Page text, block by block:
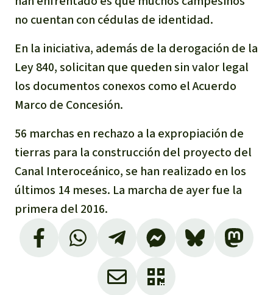
no cuentan con cédulas de identidad.
En la iniciativa, además de la derogación de la
Ley 840, solicitan que queden sin valor legal
los documentos conexos como el Acuerdo
Marco de Concesión.
56 marchas en rechazo a la expropiación de
tierras para la construcción del proyecto del
Canal Interoceánico, se han realizado en los
últimos 14 meses. La marcha de ayer fue la
primera del 2016.